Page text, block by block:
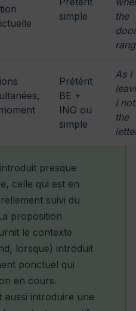
simple
the
Prétérit
BE +
ING ou
simple
As I
I
the
presque
celle qui est en
suivi du
proposition
le contexte
lorsque) introduit
ponctuel qui
en cours.
aussi introduire une